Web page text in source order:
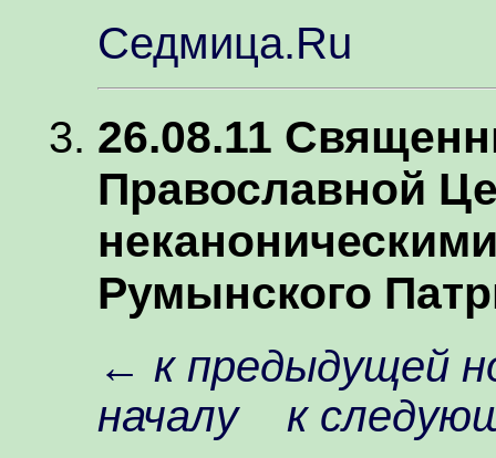
Седмица.Ru
26.08.11
Православной
Румынского
← к предыдущей
началу
к